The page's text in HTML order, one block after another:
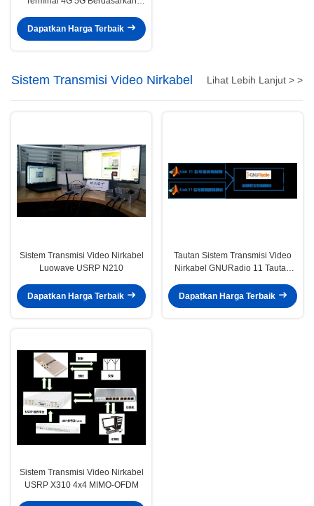
Sumber Terbuka
Dapatkan Harga Terbaik
Sistem Transmisi Video Nirkabel Lihat Lebih Lanjut > >
Sistem Transmisi Video Nirkabel
Luowave USRP N210
Dapatkan Harga Terbaik
Tautan Sistem Transmisi Video
Nirkabel GNURadio 11 Tautan
Dapatkan Harga Terbaik
Sistem Transmisi Video Nirkabel
USRP X310 4x4 MIMO-OFDM